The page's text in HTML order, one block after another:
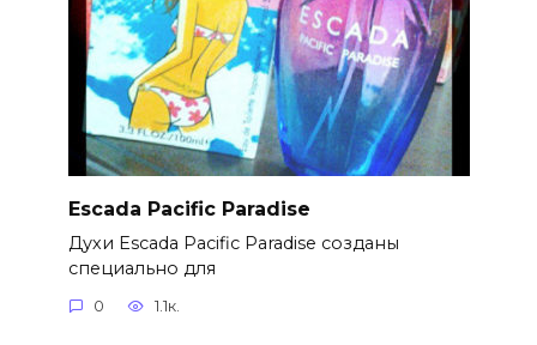
Escada Pacific Paradise
Духи Escada Pacific Paradise созданы
специально для
0 1.1к.